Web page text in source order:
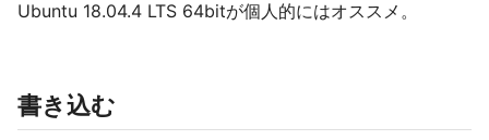
Ubuntu 18.04.4 LTS 64bitが個人的にはオススメ。
書き込む